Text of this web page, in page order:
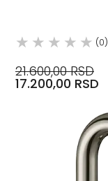
(0)
21.600,00 RSD
17.200,00 RSD